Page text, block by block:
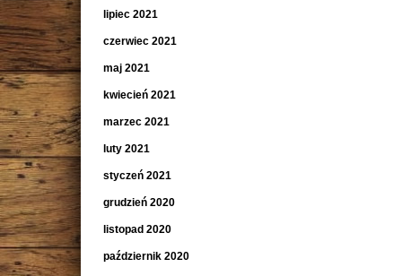
lipiec 2021
czerwiec 2021
maj 2021
kwiecień 2021
marzec 2021
luty 2021
styczeń 2021
grudzień 2020
listopad 2020
październik 2020